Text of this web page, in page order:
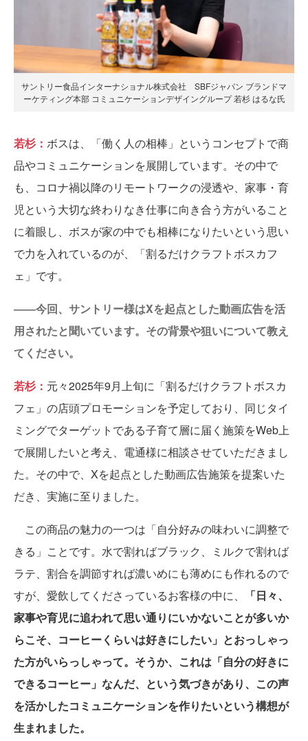
サントリー食品インターナショナル株式会社 SBFジャパン ブランドマ
ーケティング本部 コミュニケーションデザイングループ 若杉 はるな氏
若杉： ボスは、「働く人の相棒」というコンセプトで商
品やコミュニケーションを展開しています。その中で
も、コロナ禍以降のリモートワークの浸透や、家事・育
児という大切な終わりなき仕事に向き合う方がいること
に着眼し、ボスが家の中でも相棒になりたいという思い
で力を入れているのが、「割るだけクラフトボスカフ
ェ」です。
――今回、サントリー様はXを起点とした動画広告を活
用されたと聞いています。その背景や狙いについて教え
てください。
若杉： 元々2025年9月上旬に「割るだけクラフトボスカ
フェ」の店頭プロモーションを予定しており、同じタイ
ミングでターゲットである子育て層に届く施策をWeb上
で展開したいと考え、電通様に相談させていただきまし
た。その中で、Xを起点とした動画広告施策を提案いた
だき、実施に至りました。
この商品の魅力の一つは「自分好みの味わいに調整で
きる」ことです。水で割ればブラック、ミルクで割れば
ラテ、割合を調節すれば濃いめにも薄めにも作れるので
すが、愛飲してくださっているお客様の中に、
「日々、
家事や育児に追われて思い通りにいかないことが多いか
らこそ、コーヒーくらいは好きにしたい」とおっしゃっ
た方がいらっしゃって。そうか、これは「自分の好きに
できるコーヒー」なんだ、という気づきがあり、この声
を活かしたコミュニケーションを作りたいという構想が
生まれました。